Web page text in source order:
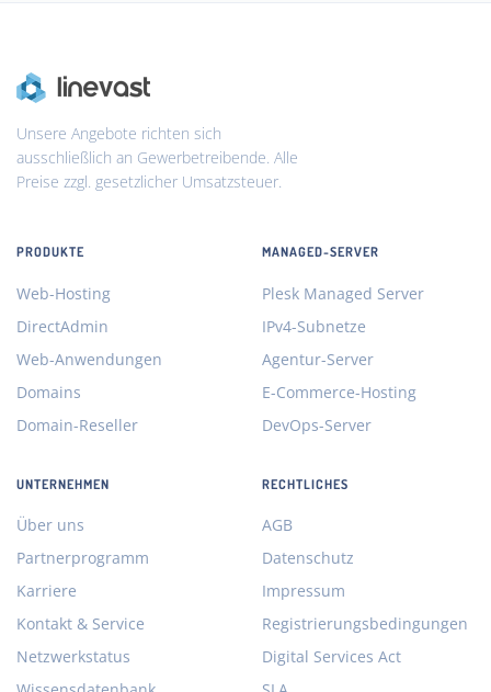
Unsere Angebote richten sich
ausschließlich an Gewerbetreibende. Alle
Preise zzgl. gesetzlicher Umsatzsteuer.
PRODUKTE
Web-Hosting
DirectAdmin
Web-Anwendungen
Domains
Domain-Reseller
MANAGED-SERVER
Plesk Managed Server
IPv4-Subnetze
Agentur-Server
E-Commerce-Hosting
DevOps-Server
UNTERNEHMEN
Über uns
Partnerprogramm
Karriere
Kontakt & Service
Netzwerkstatus
RECHTLICHES
AGB
Datenschutz
Impressum
Registrierungsbedingungen
Digital Services Act